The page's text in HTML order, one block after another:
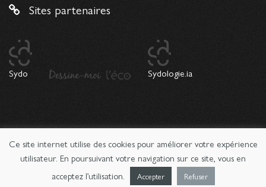
Sites partenaires
Sydo Sydologie.ia
© 2026 Copyright Sydologie. Le magazine de l'innovation
pédagogique -Mentions légales
Ce site internet utilise des cookies pour améliorer votre expérience
utilisateur. En poursuivant votre navigation sur ce site, vous en
acceptez l’utilisation.
Accepter Refuser